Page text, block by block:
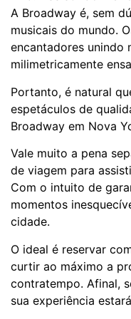
A Broadway é, sem
musicais do mundo.
encantadores unindo
milimetricamente
Portanto, é natural
espetáculos de
Broadway em Nova
Vale muito a pena
de viagem para
Com o intuito de
momentos
cidade.
O ideal é reservar
curtir ao máximo a
contratempo. Afinal,
sua experiência